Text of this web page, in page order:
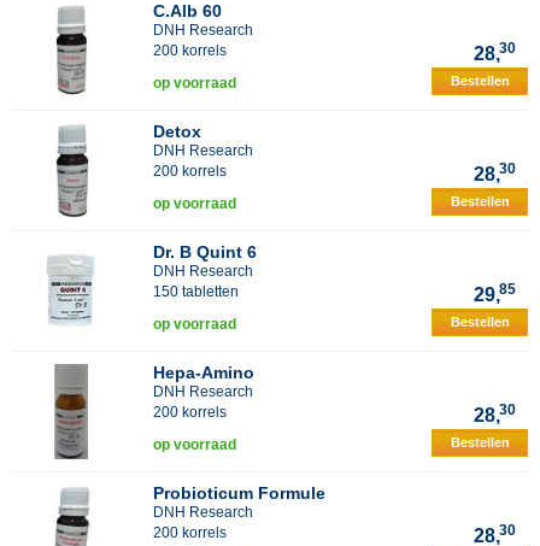
C.Alb 60
DNH Research
200 korrels
28,30
op voorraad Bestellen
Detox
DNH Research
200 korrels
28,30
op voorraad Bestellen
Dr. B Quint 6
DNH Research
150 tabletten
29,85
op voorraad Bestellen
Hepa-Amino
DNH Research
200 korrels
28,30
op voorraad Bestellen
Probioticum Formule
DNH Research
200 korrels
28,30